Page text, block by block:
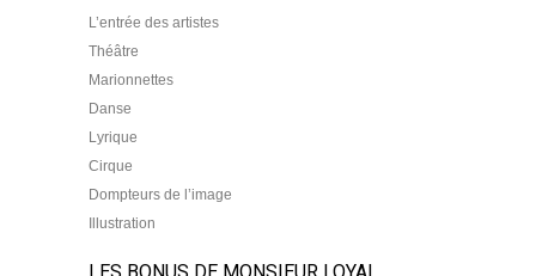
L’entrée des artistes
Théâtre
Marionnettes
Danse
Lyrique
Cirque
Dompteurs de l’image
Illustration
LES BONUS DE MONSIEUR LOYAL